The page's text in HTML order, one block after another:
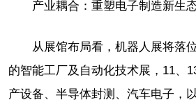
产业耦合：重塑电子制造新生
从展馆布局看，机器人展将落
的智能工厂及自动化技术展，11、
产设备、半导体封测、汽车电子，